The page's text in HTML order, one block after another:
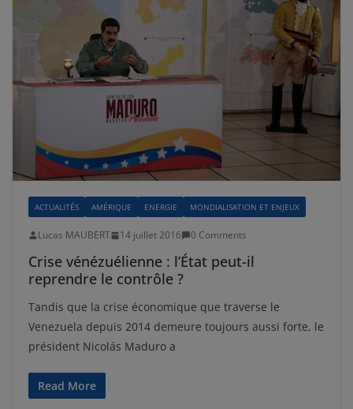
ACTUALITÉS AMÉRIQUE ENERGIE MONDIALISATION ET ENJEUX
Lucas MAUBERT 14 juillet 2016 0 Comments
Crise vénézuélienne : l’État peut-il
reprendre le contrôle ?
Tandis que la crise économique que traverse le
Venezuela depuis 2014 demeure toujours aussi forte, le
président Nicolás Maduro a
Read More